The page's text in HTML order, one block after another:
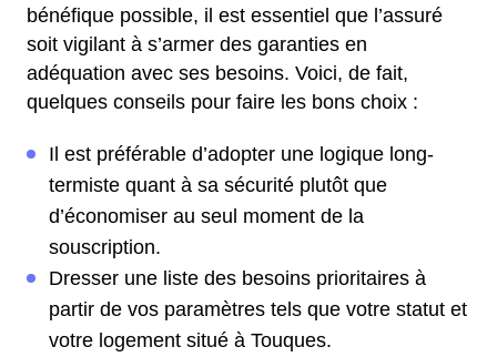
bénéfique possible, il est essentiel que l’assuré
soit vigilant à s’armer des garanties en
adéquation avec ses besoins. Voici, de fait,
quelques conseils pour faire les bons choix :
Il est préférable d’adopter une logique long-
termiste quant à sa sécurité plutôt que
d’économiser au seul moment de la
souscription.
Dresser une liste des besoins prioritaires à
partir de vos paramètres tels que votre statut et
votre logement situé à Touques.